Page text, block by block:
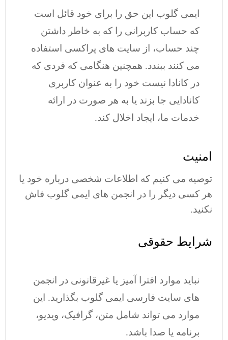
ایمی گلوب این حق را برای خود قائل است
که حساب کاربرانی را که به خاطر داشتن
چند حساب، از سایت های پراکسی استفاده
می کنند ببندد. همچنین هنگامی که فردی که
در کانادا نیست خود را به عنوان کاربری
کانادایی جا بزند یا به هر صورت در ارائه
خدمات ما، ایجاد اخلال کند.
امنیت
توصیه می کنیم که اطلاعات شخصی درباره خود یا
هر کسی دیگر را در انجمن های ایمی گلوب فاش
نکنید.
شرایط حقوقی
نباید موارد افترا آمیز یا غیرقانونی در انجمن
های سایت فارسی ایمی گلوب بگذارید. این
موارد می تواند شامل متن، گرافیک، ویدیو،
برنامه یا صدا باشد.